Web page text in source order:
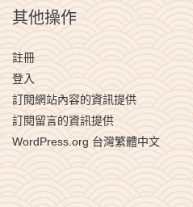
其他操作
註冊
登入
訂閱網站內容的資訊提供
訂閱留言的資訊提供
WordPress.org 台灣繁體中文